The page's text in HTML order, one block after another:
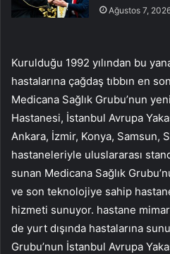
Ağustos 7,
Kurulduğu 1992 yılından bu
hastalarına çağdaş tıbbın en
Medicana Sağlık Grubu’nun
Hastanesi, İstanbul Avrupa
Ankara, İzmir, Konya, Samsun,
hastaneleriyle uluslararası
sunan Medicana Sağlık
ve son teknolojiye sahip
hizmeti sunuyor. hastane
de yurt dışında hastalarına
Grubu’nun İstanbul Avrupa